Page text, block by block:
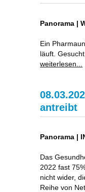
Panorama |
Ein
läuft.
weiterlesen...
antreibt
Panorama |
Das
2022 fast
nicht wider,
Reihe von